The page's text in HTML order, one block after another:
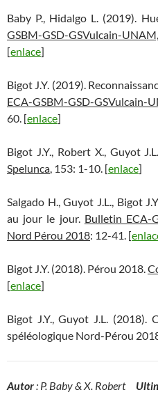
Baby P., Hidalgo L. (2019).
GSBM-GSD-GSVulcain-
[enlace]
Bigot J.Y. (2019).
ECA-GSBM-GSD-GSVulcain-
60. [enlace]
Bigot J.Y., Robert X., Guyot
Spelunca, 153: 1-10. [enlace]
Salgado H., Guyot J.L., Bigot
au jour le jour. Bulletin ECA-
Nord Pérou 2018: 12-41. [
Bigot J.Y. (2018). Pérou 2018.
[enlace]
Bigot J.Y., Guyot J.L. (2018).
spéléologique Nord-Pérou
Autor: P. Baby & X. Robert